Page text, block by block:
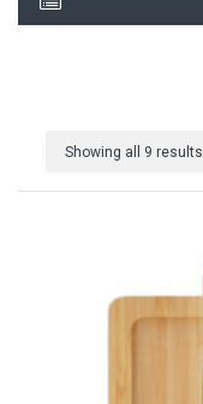
Showing all 9 results